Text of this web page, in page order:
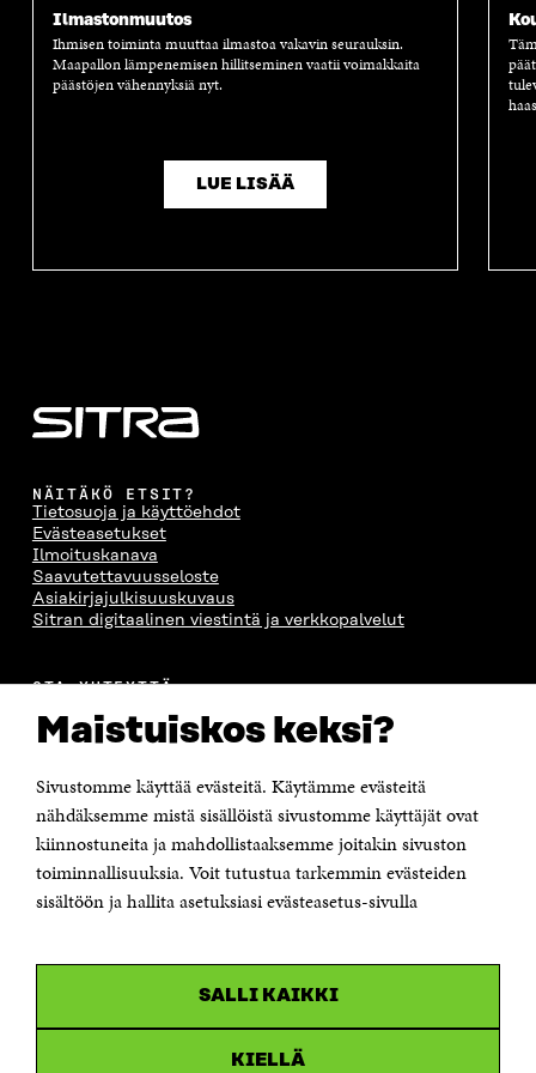
Maistuiskos keksi?
Sivustomme käyttää evästeitä. Käytämme evästeitä
nähdäksemme mistä sisällöistä sivustomme käyttäjät ovat
kiinnostuneita ja mahdollistaaksemme joitakin sivuston
toiminnallisuuksia. Voit tutustua tarkemmin evästeiden
sisältöön ja hallita asetuksiasi evästeasetus-sivulla
SALLI KAIKKI
KIELLÄ
Ilmastonmuutos
Ihmisen toiminta muuttaa ilmastoa vakavin seurauksin.
Maapallon lämpenemisen hillitseminen vaatii voimakkaita
päästöjen vähennyksiä nyt.
LUE LISÄÄ
NÄITÄKÖ ETSIT?
Tietosuoja ja käyttöehdot
Evästeasetukset
Ilmoituskanava
Saavutettavuusseloste
Asiakirjajulkisuuskuvaus
Sitran digitaalinen viestintä ja verkkopalvelut
OTA YHTEYTTÄ
Itämerenkatu 11-13, PL 160,
00181 Helsinki
Puhelin +358 294 618 991
Sähköpostiosoite
Saapumisohjeet
Y-tunnus 0202132-3
uudessa